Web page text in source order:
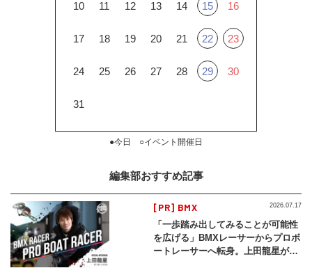
10 11 12 13 14 15 16
17 18 19 20 21 22 23
24 25 26 27 28 29 30
31
●今日 ○イベント開催日
編集部おすすめ記事
[PR] BMX
「一歩踏み出してみることが可能性
を広げる」BMXレーサーからプロボ
ートレーサーへ転身。上田龍星が体
2026.07.17